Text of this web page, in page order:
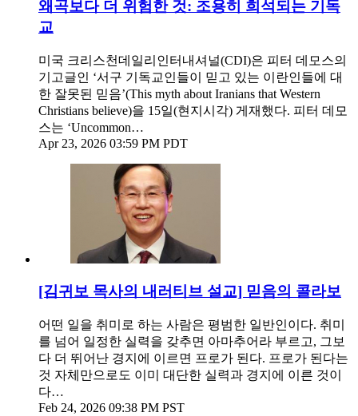
왜곡보다 더 위험한 것: 조용히 희석되는 기독
교
미국 크리스천데일리인터내셔널(CDI)은 피터 데모스의
기고글인 ‘서구 기독교인들이 믿고 있는 이란인들에 대
한 잘못된 믿음’(This myth about Iranians that Western
Christians believe)을 15일(현지시각) 게재했다. 피터 데모
스는 ‘Uncommon…
Apr 23, 2026 03:59 PM PDT
[김귀보 목사의 내러티브 설교] 믿음의 콜라보
어떤 일을 취미로 하는 사람은 평범한 일반인이다. 취미
를 넘어 일정한 실력을 갖추면 아마추어라 부르고, 그보
다 더 뛰어난 경지에 이르면 프로가 된다. 프로가 된다는
것 자체만으로도 이미 대단한 실력과 경지에 이른 것이
다…
Feb 24, 2026 09:38 PM PST